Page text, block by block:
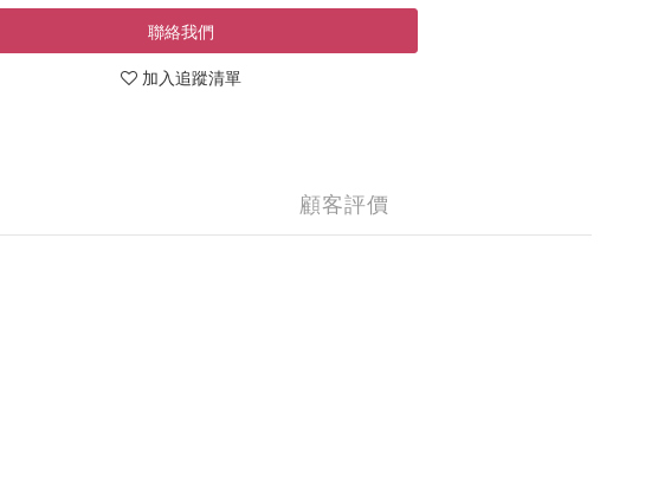
聯絡我們
加入追蹤清單
顧客評價